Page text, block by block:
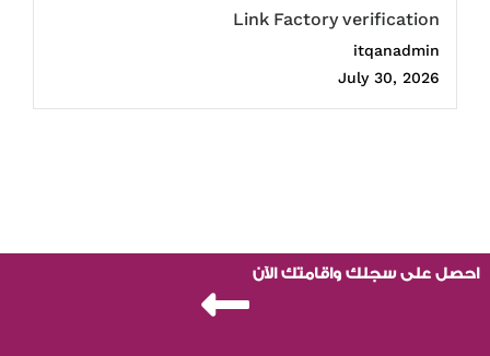
Link Factory verification
itqanadmin
July 30, 2026
احصل على سجلك واقامتك الآن